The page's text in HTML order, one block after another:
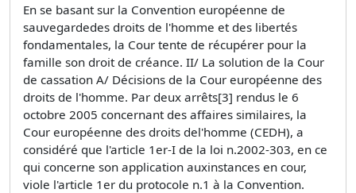
En se basant sur la Convention européenne de
sauvegardedes droits de l'homme et des libertés
fondamentales, la Cour tente de récupérer pour la
famille son droit de créance. II/ La solution de la Cour
de cassation A/ Décisions de la Cour européenne des
droits de l'homme. Par deux arrêts[3] rendus le 6
octobre 2005 concernant des affaires similaires, la
Cour européenne des droits del'homme (CEDH), a
considéré que l'article 1er-I de la loi n.2002-303, en ce
qui concerne son application auxinstances en cour,
viole l'article 1er du protocole n.1 à la Convention.